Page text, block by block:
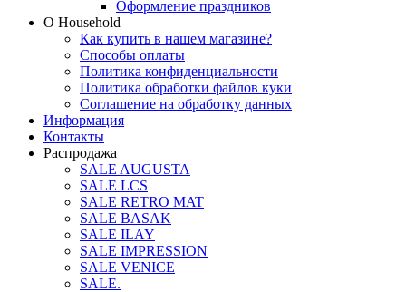
Оформление праздников
О Household
Как купить в нашем магазине?
Способы оплаты
Политика конфиденциальности
Политика обработки файлов куки
Соглашение на обработку данных
Информация
Контакты
Распродажа
SALE AUGUSTA
SALE LCS
SALE RETRO MAT
SALE BASAK
SALE ILAY
SALE IMPRESSION
SALE VENICE
SALE.